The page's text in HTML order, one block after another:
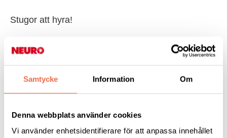
Samtycke Information Om
Denna webbplats använder cookies
Vi använder enhetsidentifierare för att anpassa innehållet
Stugor att hyra!
På Mättinge utanför Trosa, ca 12 mil från Norrköping, kan du
hyra en väl anpassad stuga, en vecka eller någon helg under
stugorna har man eget hushåll. Ligger vid havet och nära till